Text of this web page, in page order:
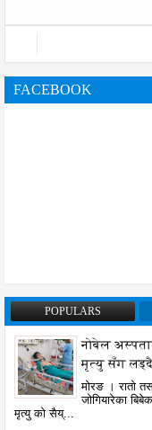
FACEBOOK
POPULARS
नोबेल
मृत्यु सँग
मोरङ । रातो
जोगियारेका
मृत्यु को सैय्...